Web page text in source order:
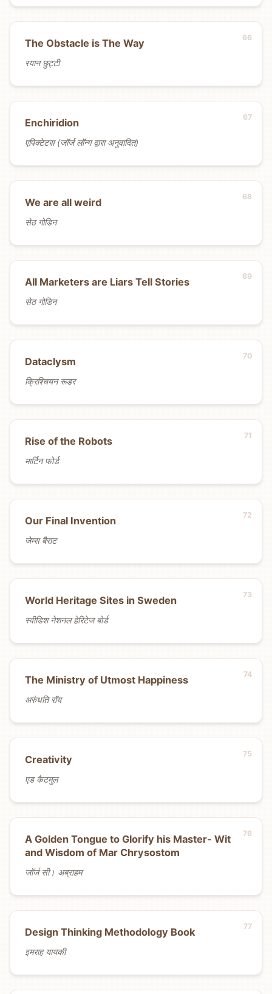
The Obstacle is The Way
रयान छुट्टी
Enchiridion
एपिक्टेटस (जॉर्ज लॉन्ग द्वारा अनुवादित)
We are all weird
सेठ गोडिन
All Marketers are Liars Tell Stories
सेठ गोडिन
Dataclysm
क्रिश्चियन रूडर
Rise of the Robots
मार्टिन फोर्ड
Our Final Invention
जेम्स बैराट
World Heritage Sites in Sweden
स्वीडिश नेशनल हेरिटेज बोर्ड
The Ministry of Utmost Happiness
अरुंधति रॉय
Creativity
एड कैटमुल
A Golden Tongue to Glorify his Master- Wit
and Wisdom of Mar Chrysostom
जॉर्ज सी। अब्राहम
Design Thinking Methodology Book
इमराह यायकी